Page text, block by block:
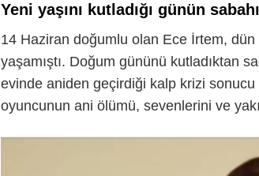
Yeni yaşını kutladığı günün
14 Haziran doğumlu olan Ece İrtem, dün
yaşamıştı. Doğum gününü kutladıktan
evinde aniden geçirdiği kalp krizi
oyuncunun ani ölümü, sevenlerini ve